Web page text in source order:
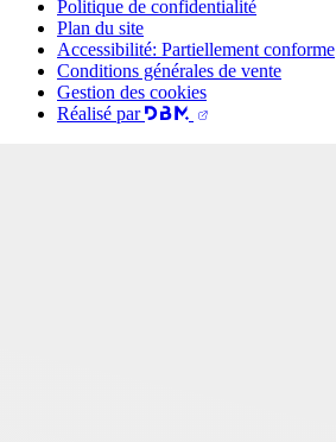
Politique de confidentialité
Plan du site
Accessibilité: Partiellement conforme
Conditions générales de vente
Gestion des cookies
Réalisé par